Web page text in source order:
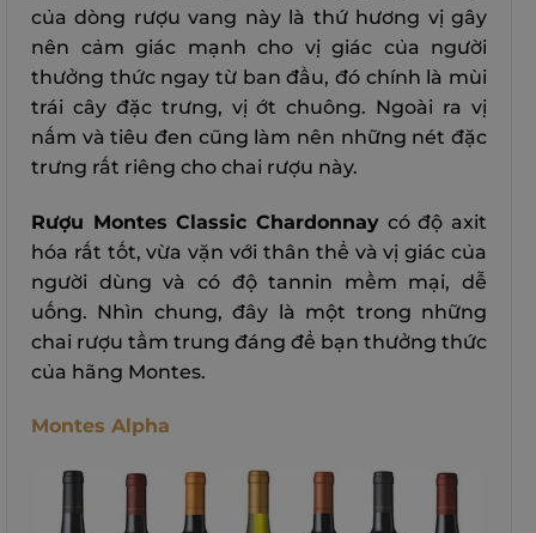
của dòng rượu vang này là thứ hương vị gây
nên cảm giác mạnh cho vị giác của người
thưởng thức ngay từ ban đầu, đó chính là mùi
trái cây đặc trưng, vị ớt chuông. Ngoài ra vị
nấm và tiêu đen cũng làm nên những nét đặc
trưng rất riêng cho chai rượu này.
Rượu Montes Classic Chardonnay có độ axit
hóa rất tốt, vừa vặn với thân thể và vị giác của
người dùng và có độ tannin mềm mại, dễ
uống. Nhìn chung, đây là một trong những
chai rượu tầm trung đáng để bạn thưởng thức
của hãng Montes.
Montes Alpha